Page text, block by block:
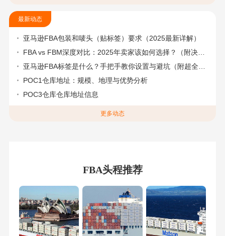
最新动态
亚马逊FBA包装和唛头（贴标签）要求（2025最新详解）
FBA vs FBM深度对比：2025年卖家该如何选择？（附决策流程图）
亚马逊FBA标签是什么？手把手教你设置与避坑（附超全指南）
POC1仓库地址：规模、地理与优势分析
POC3仓库仓库地址信息
更多动态
FBA头程推荐